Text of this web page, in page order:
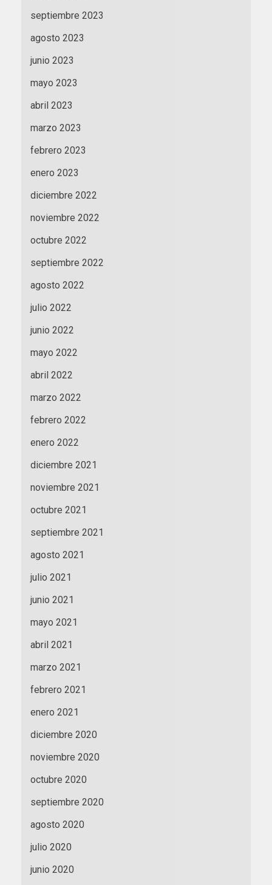
septiembre 2023
agosto 2023
junio 2023
mayo 2023
abril 2023
marzo 2023
febrero 2023
enero 2023
diciembre 2022
noviembre 2022
octubre 2022
septiembre 2022
agosto 2022
julio 2022
junio 2022
mayo 2022
abril 2022
marzo 2022
febrero 2022
enero 2022
diciembre 2021
noviembre 2021
octubre 2021
septiembre 2021
agosto 2021
julio 2021
junio 2021
mayo 2021
abril 2021
marzo 2021
febrero 2021
enero 2021
diciembre 2020
noviembre 2020
octubre 2020
septiembre 2020
agosto 2020
julio 2020
junio 2020